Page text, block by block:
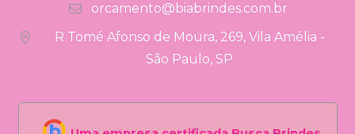
orcamento@biabrindes.com.br
R Tomé Afonso de Moura, 269, Vila Amélia -
São Paulo, SP